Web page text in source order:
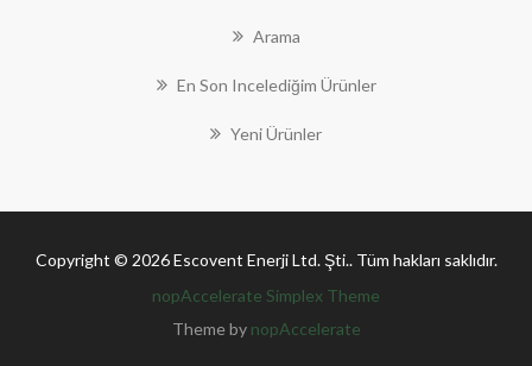
Arama
En Son Incelediğim Ürünler
Yeni Ürünler
Copyright © 2026 Escovent Enerji Ltd. Şti.. Tüm hakları saklıdır.
nopAccelerate Simplex Theme
Theme by nopAccelerate